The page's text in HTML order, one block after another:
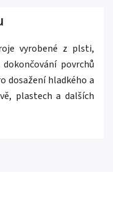
vyrobené z plsti,
povrchů
dosažení hladkého a
plastech a dalších